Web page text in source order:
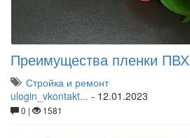
Преимущества пленки ПВХ
Стройка и ремонт
ulogin_vkontakt... - 12.01.2023
0 | 1581